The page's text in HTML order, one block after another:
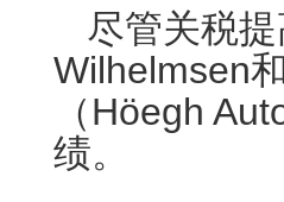
尽管关税
Wilhelmsen
（Höegh
绩。